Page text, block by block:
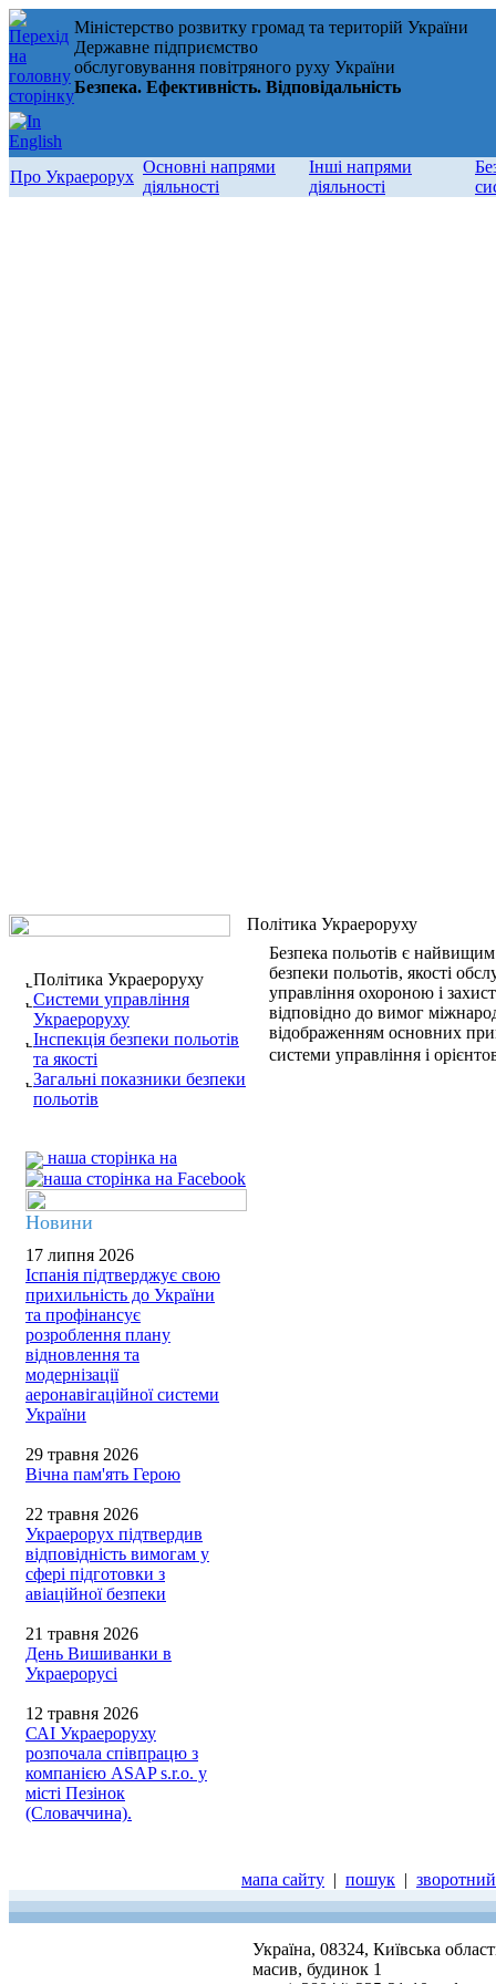
Міністерство розвитку громад та територій України
Державне підприємство
обслуговування повітряного руху України
Безпека. Ефективність. Відповідальність
Про Украерорух
Основні напрями
діяльності
Інші напрями
діяльності
Політика Украероруху
Системи управління
Украероруху
Інспекція безпеки польотів
та якості
Загальні показники безпеки
польотів
наша сторінка на
Новини
17 липня 2026
Іспанія підтверджує свою
прихильність до України
та профінансує
розроблення плану
відновлення та
модернізації
аеронавігаційної системи
України
29 травня 2026
Вічна пам'ять Герою
22 травня 2026
Украерорух підтвердив
відповідність вимогам у
сфері підготовки з
авіаційної безпеки
21 травня 2026
День Вишиванки в
Украерорусі
12 травня 2026
САІ Украероруху
розпочала співпрацю з
компанією ASAP s.r.o. у
місті Пезінок
(Словаччина).
Політика Украероруху
Безпека польотів є найвищим
безпеки польотів, якості
управління охороною і
відповідно до вимог
відображенням основних
системи управління і
мапа сайту | пошук |
Україна, 08324, Київська
масив, будинок 1